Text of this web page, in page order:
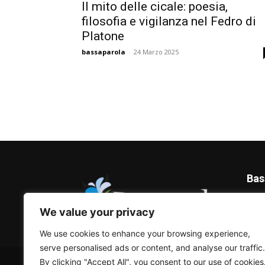
We value your privacy
We use cookies to enhance your browsing experience,
serve personalised ads or content, and analyse our traffic.
By clicking "Accept All", you consent to our use of cookies.
Il mito delle cicale: poesia,
filosofia e vigilanza nel Fedro di
Platone
bassaparola - 24 Marzo 2025
© Bassaparola.it 2015-2025